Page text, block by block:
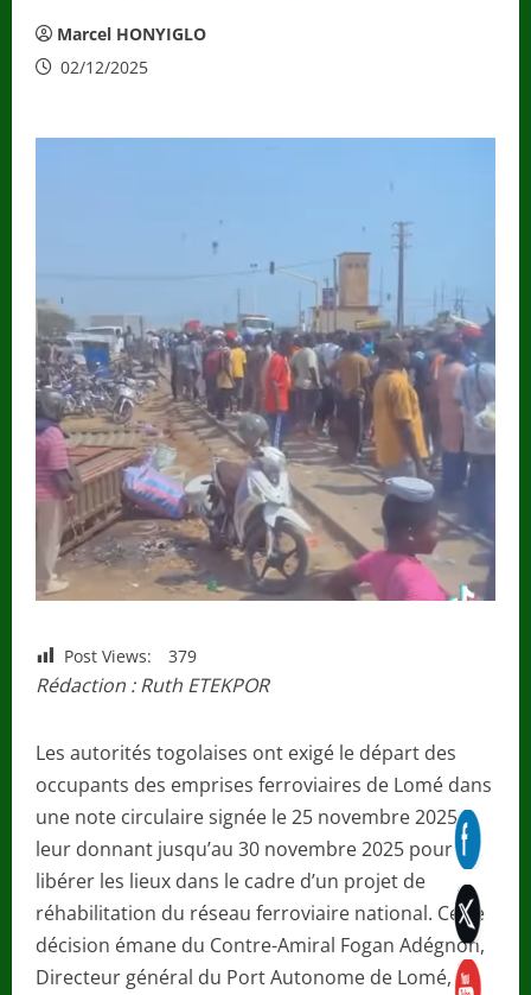
Marcel HONYIGLO
02/12/2025
Post Views: 379
Rédaction : Ruth ETEKPOR
Les autorités togolaises ont exigé le départ des
occupants des emprises ferroviaires de Lomé dans
une note circulaire signée le 25 novembre 2025,
leur donnant jusqu’au 30 novembre 2025 pour
libérer les lieux dans le cadre d’un projet de
réhabilitation du réseau ferroviaire national. Cette
décision émane du Contre-Amiral Fogan Adégnon,
Directeur général du Port Autonome de Lomé, et